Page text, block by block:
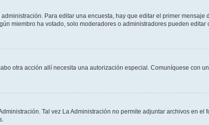
Para editar una encuesta, hay que editar el primer mensaje
miembro ha votado, solo moderadores o administradores pueden
otra acción allí necesita una autorización especial. Comuníquese con
Tal vez La Administración no permite adjuntar archivos en el